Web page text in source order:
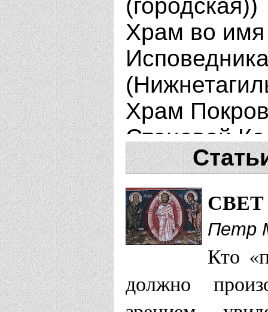
(городская))
Храм во имя
Храм
Становой
Болховская
Храм прп.
Нахабино
Храм прп.
Субботцы
Петр
Кто
должно